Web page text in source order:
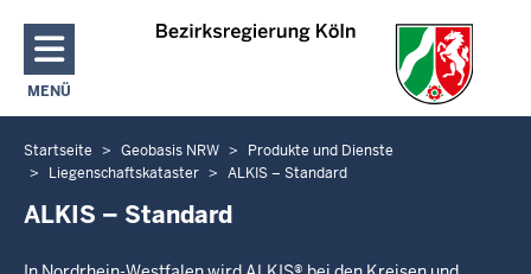
Direkt zum Inhalt
MENÜ
NAVIGATION AKTIVIEREN/DEAKTIVIEREN: HAUPTMENÜ
Sie
befinden
sich
Startseite Geobasis NRW
Produkte und Dienste
Liegenschaftskataster
ALKIS – Standard
ALKIS – Standard